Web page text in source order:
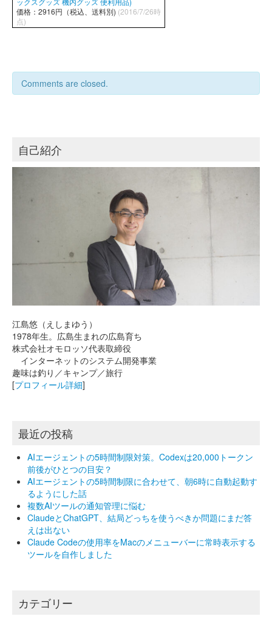
価格：2916円（税込、送料別) (2016/7/26時
点)
Comments are closed.
自己紹介
江島悠（えしまゆう）
1978年生。広島生まれの広島育ち
株式会社オモロッソ代表取締役
インターネットのシステム開発事業
趣味は釣り／キャンプ／旅行
[プロフィール詳細]
最近の投稿
AIエージェントの5時間制限対策。Codexは20,000トークン
前後がひとつの目安？
AIエージェントの5時間制限に合わせて、朝6時に自動起動す
るようにした話
複数AIツールの通知管理に悩む
ClaudeとChatGPT、結局どっちを使うべきか問題にまだ答
えは出ない
Claude Codeの使用率をMacのメニューバーに常時表示する
ツールを自作しました
カテゴリー